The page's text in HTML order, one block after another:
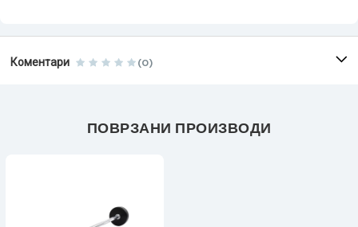
Коментари (0)
ПОВРЗАНИ ПРОИЗВОДИ